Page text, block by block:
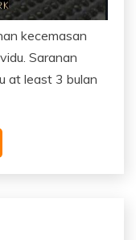
kecemasan
Saranan
at least 3 bulan